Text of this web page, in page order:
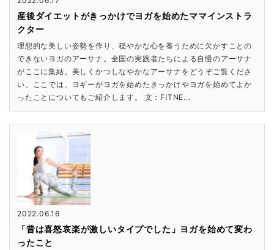
産後ダイエットがきっかけでヨガを始めたママインストラ
クター
理想的な美しい姿勢を作り、穏やかな心を養うために欠かすことの
できないヨガのアーサナ。全国の実践者たちによる自慢のアーサナ
がここに集結。美しくかつしなやかなアーサナをどうぞご覧くださ
い。ここでは、ヨギーがヨガを始めたきっかけやヨガを始めてよか
ったことについてもご紹介します。 文：FITNE...
2022.06.16
「昔は喜怒哀楽が激しいタイプでした」ヨガを始めて変わ
ったこと